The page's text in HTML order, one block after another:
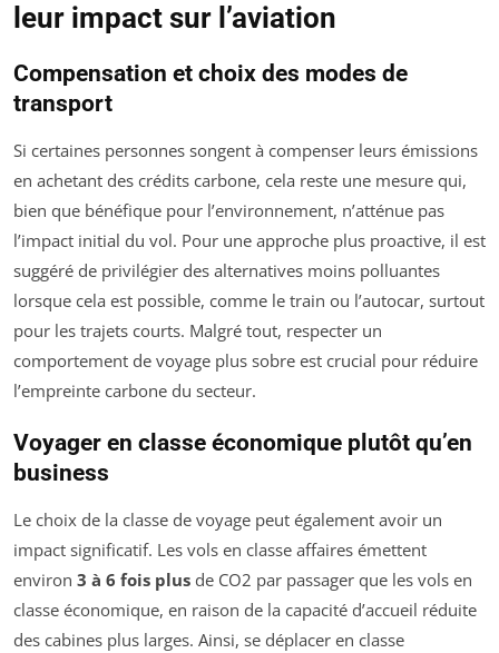
leur impact sur l’aviation
Compensation et choix des modes de
transport
Si certaines personnes songent à compenser leurs émissions
en achetant des crédits carbone, cela reste une mesure qui,
bien que bénéfique pour l’environnement, n’atténue pas
l’impact initial du vol. Pour une approche plus proactive, il est
suggéré de privilégier des alternatives moins polluantes
lorsque cela est possible, comme le train ou l’autocar, surtout
pour les trajets courts. Malgré tout, respecter un
comportement de voyage plus sobre est crucial pour réduire
l’empreinte carbone du secteur.
Voyager en classe économique plutôt qu’en
business
Le choix de la classe de voyage peut également avoir un
impact significatif. Les vols en classe affaires émettent
environ 3 à 6 fois plus de CO2 par passager que les vols en
classe économique, en raison de la capacité d’accueil réduite
des cabines plus larges. Ainsi, se déplacer en classe